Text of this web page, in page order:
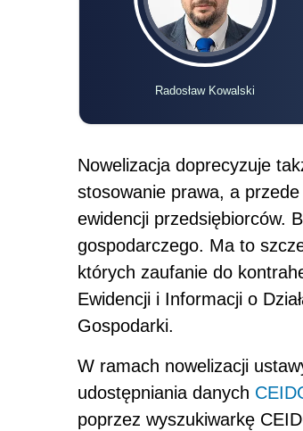
Radosław Kowalski
Nowelizacja doprecyzuje
stosowanie prawa, a
ewidencji przedsiębiorców.
gospodarczego. Ma to
których zaufanie do
Ewidencji i Informacji o
Gospodarki.
W ramach nowelizacji
udostępniania danych
poprzez wyszukiwarkę